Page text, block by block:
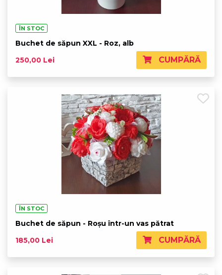
ÎN STOC
Buchet de săpun XXL - Roz, alb
250,00 Lei
CUMPĂRĂ
ÎN STOC
Buchet de săpun - Roșu într-un vas pătrat
185,00 Lei
CUMPĂRĂ